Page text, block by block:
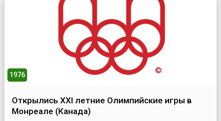
1976
Открылись XXI летние Олимпийские игры в
Монреале (Канада)